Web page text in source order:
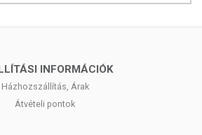
INFORMÁCIÓK
Házhozszállítás, Árak
Átvételi pontok